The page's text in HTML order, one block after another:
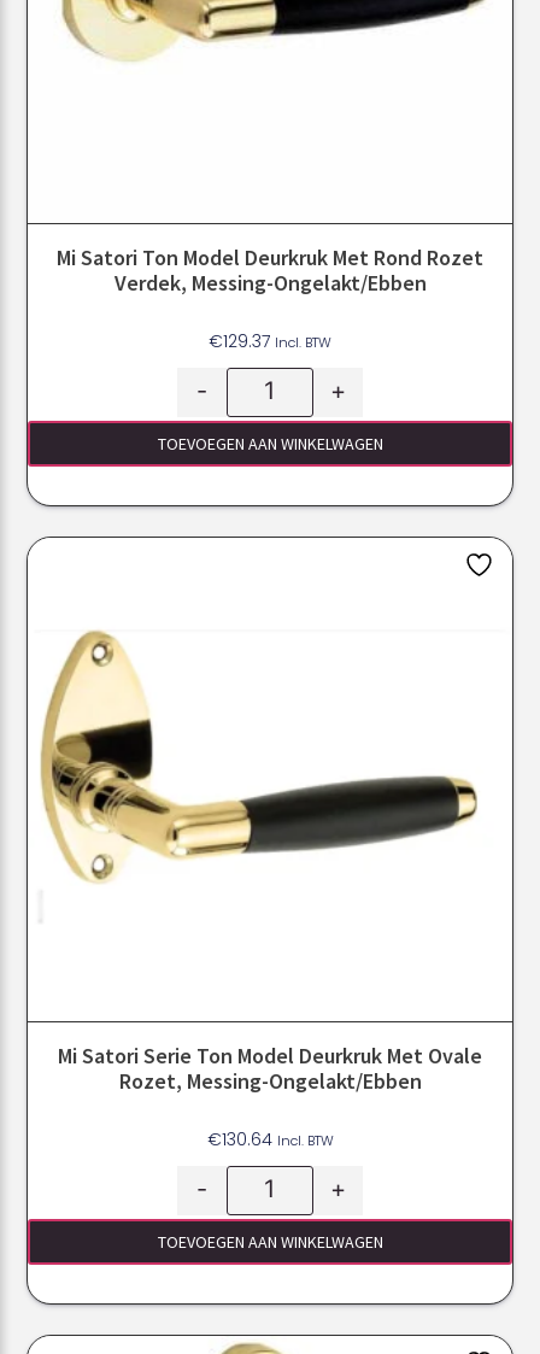
Mi Satori Ton Model Deurkruk Met Rond Rozet
Verdek, Messing-Ongelakt/ebben
€129.37 Incl. BTW
- +
TOEVOEGEN AAN WINKELWAGEN
Mi Satori Serie Ton Model Deurkruk Met Ovale
Rozet, Messing-Ongelakt/ebben
€130.64 Incl. BTW
- +
TOEVOEGEN AAN WINKELWAGEN